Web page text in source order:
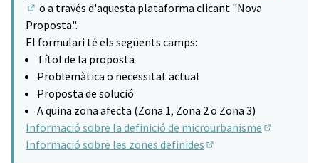
(Opens in new tab)
o a través d'aquesta plataforma clicant "Nova
Proposta".
El formulari té els següents camps:
Títol de la proposta
Problemàtica o necessitat actual
Proposta de solució
A quina zona afecta (Zona 1, Zona 2 o Zona 3)
Informació sobre la definició de microurbanisme
Informació sobre les zones definides